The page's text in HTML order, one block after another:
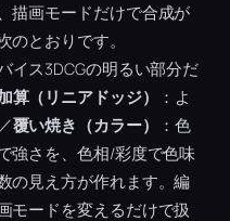
描画モードだけで合成が
のとおりです。
イス3DCGの明るい部分だ
算（リニアドッジ）
：よ
覆い焼き（カラー）
：色
強さを、色相/彩度で色味
の見え方が作れます。編
モードを変えるだけで扱